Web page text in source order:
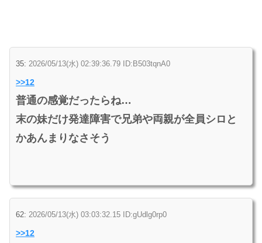
35: 2026/05/13(水) 02:39:36.79 ID:B503tqnA0
>>12
普通の感覚だったらね…
末の妹だけ発達障害で兄弟や両親が全員シロと
かあんまりなさそう
62: 2026/05/13(水) 03:03:32.15 ID:gUdlg0rp0
>>12